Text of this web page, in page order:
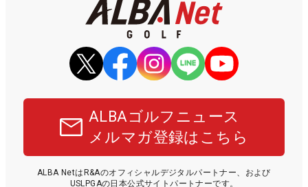
ALBAゴルフニュース
メルマガ登録はこちら
ALBA NetはR&Aのオフィシャルデジタルパートナー、および
USLPGAの日本公式サイトパートナーです。